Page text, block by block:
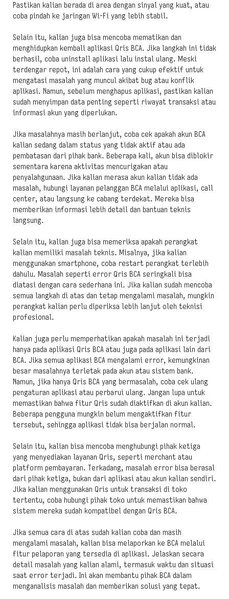
Pastikan kalian berada di area dengan sinyal yang kuat, atau
coba pindah ke jaringan Wi-Fi yang lebih stabil.
Selain itu, kalian juga bisa mencoba mematikan dan
menghidupkan kembali aplikasi Qris BCA. Jika langkah ini tidak
berhasil, coba uninstall aplikasi lalu instal ulang. Meski
terdengar repot, ini adalah cara yang cukup efektif untuk
mengatasi masalah yang muncul akibat bug atau konflik
aplikasi. Namun, sebelum menghapus aplikasi, pastikan kalian
sudah menyimpan data penting seperti riwayat transaksi atau
informasi akun yang diperlukan.
Jika masalahnya masih berlanjut, coba cek apakah akun BCA
kalian sedang dalam status yang tidak aktif atau ada
pembatasan dari pihak bank. Beberapa kali, akun bisa diblokir
sementara karena aktivitas mencurigakan atau
penyalahgunaan. Jika kalian merasa akun kalian tidak ada
masalah, hubungi layanan pelanggan BCA melalui aplikasi, call
center, atau langsung ke cabang terdekat. Mereka bisa
memberikan informasi lebih detail dan bantuan teknis
langsung.
Selain itu, kalian juga bisa memeriksa apakah perangkat
kalian memiliki masalah teknis. Misalnya, jika kalian
menggunakan smartphone, coba restart perangkat terlebih
dahulu. Masalah seperti error Qris BCA seringkali bisa
diatasi dengan cara sederhana ini. Jika kalian sudah mencoba
semua langkah di atas dan tetap mengalami masalah, mungkin
perangkat kalian perlu diperiksa lebih lanjut oleh teknisi
profesional.
Kalian juga perlu memperhatikan apakah masalah ini terjadi
hanya pada aplikasi Qris BCA atau juga pada aplikasi lain dari
BCA. Jika semua aplikasi BCA mengalami error, kemungkinan
besar masalahnya terletak pada akun atau sistem bank.
Namun, jika hanya Qris BCA yang bermasalah, coba cek ulang
pengaturan aplikasi atau perbarui ulang. Jangan lupa untuk
memastikan bahwa fitur Qris sudah diaktifkan di akun kalian.
Beberapa pengguna mungkin belum mengaktifkan fitur
tersebut, sehingga aplikasi tidak bisa berjalan normal.
Selain itu, kalian bisa mencoba menghubungi pihak ketiga
yang menyediakan layanan Qris, seperti merchant atau
platform pembayaran. Terkadang, masalah error bisa berasal
dari pihak ketiga, bukan dari aplikasi atau akun kalian sendiri.
Jika kalian menggunakan Qris untuk transaksi di toko
tertentu, coba hubungi pihak toko untuk memastikan bahwa
sistem mereka sudah kompatibel dengan Qris BCA.
Jika semua cara di atas sudah kalian coba dan masih
mengalami masalah, kalian bisa melaporkan ke BCA melalui
fitur pelaporan yang tersedia di aplikasi. Jelaskan secara
detail masalah yang kalian alami, termasuk waktu dan situasi
saat error terjadi. Ini akan membantu pihak BCA dalam
menganalisis masalah dan memberikan solusi yang tepat.